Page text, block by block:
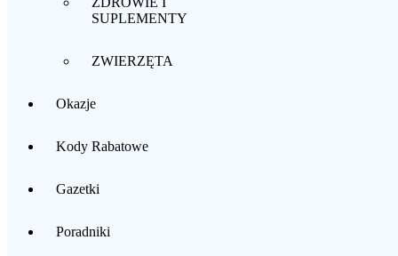
SUPLEMENTY
ZWIERZĘTA
Okazje
Kody Rabatowe
Gazetki
Poradniki